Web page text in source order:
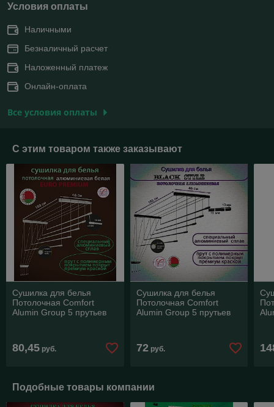
Условия оплаты
Наличными
Безналичный расчет
Наложенный платеж
Онлайн-оплата
Все условия оплаты
С этим товаром также заказывают
Сушилка для белья
Потолочная Comfort
Alumin Group 5 прутьев
80,45 руб.
Сушилка для белья
Потолочная Comfort
Alumin Group 5 прутьев
72руб.
Подобные товары компании